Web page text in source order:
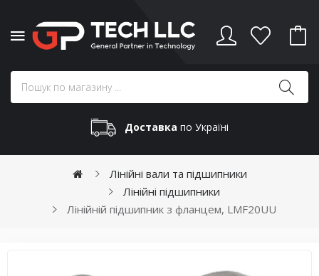
Доставка по Україні
Лінійні вали та підшипники
Лінійні підшипники
Лінійній підшипник з фланцем, LMF20UU